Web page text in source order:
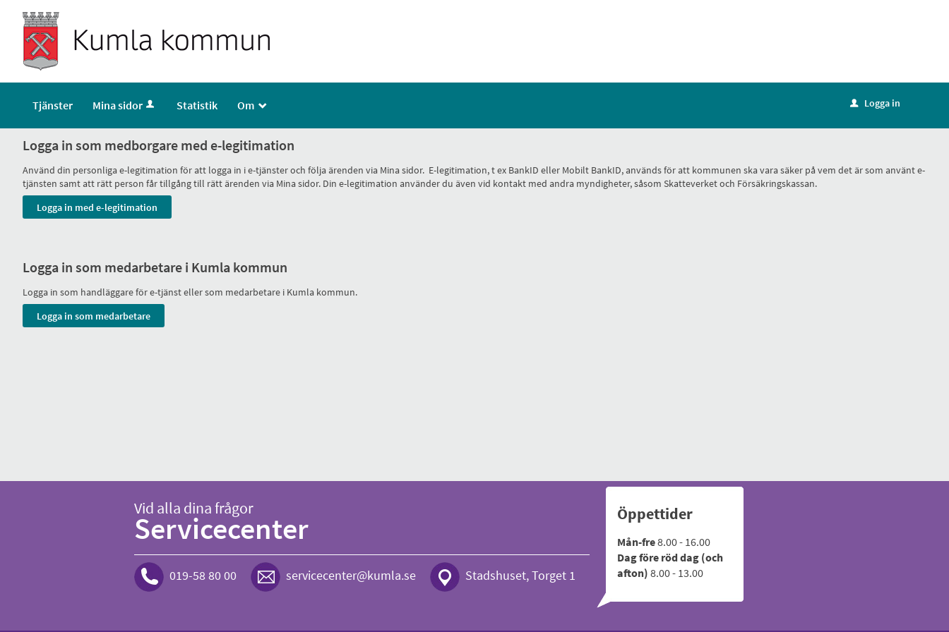
Tjänster Mina sidor Statistik Om _ u Logga in
Logga in som medborgare med e-legitimation
Använd din personliga e-legitimation för att logga in i e-tjänster och följa ärenden via Mina sidor. E-legitimation, t ex BankID eller Mobilt BankID, används för att kommunen ska vara säker på vem det är som använt e-
tjänsten samt att rätt person får tillgång till rätt ärenden via Mina sidor. Din e-legitimation använder du även vid kontakt med andra myndigheter, såsom Skatteverket och Försäkringskassan.
Logga in som medarbetare i Kumla kommun
Logga in som handläggare för e-tjänst eller som medarbetare i Kumla kommun.
Vid alla dina frågor
Servicecenter
019-58 80 00 servicecenter@kumla.se Stadshuset, Torget 1
Öppettider
Mån-fre8.00 - 16.00
Dag före röd dag (och
afton) 8.00 - 13.00